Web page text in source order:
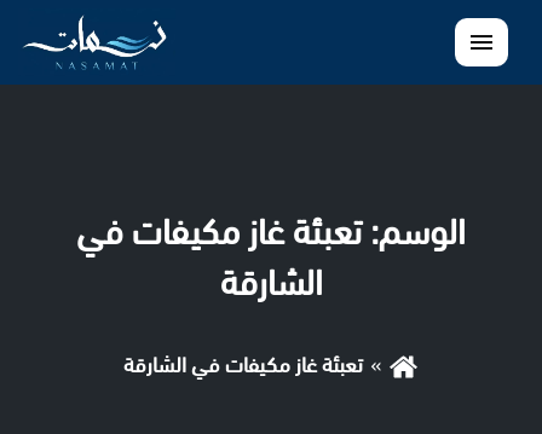
القائمة
الوسم:تعبئة غاز مكيفات في
الشارقة
تعبئة غاز مكيفات في الشارقة